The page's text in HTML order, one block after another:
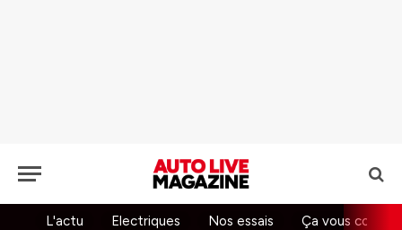
L'actu Electriques Nos essais Ça vous